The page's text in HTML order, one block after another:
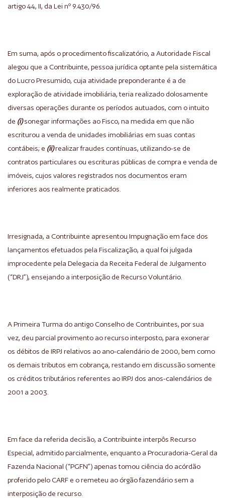
artigo 44, II, da Lei nº 9.430/96.
Em suma, após o procedimento fiscalizatório, a Autoridade Fiscal
alegou que a Contribuinte, pessoa jurídica optante pela sistemática
do Lucro Presumido, cuja atividade preponderante é a de
exploração de atividade imobiliária, teria realizado dolosamente
diversas operações durante os períodos autuados, com o intuito
de (i)sonegar informações ao Fisco, na medida em que não
escriturou a venda de unidades imobiliárias em suas contas
contábeis; e (ii)realizar fraudes contínuas, utilizando-se de
contratos particulares ou escrituras públicas de compra e venda de
imóveis, cujos valores registrados nos documentos eram
inferiores aos realmente praticados.
Irresignada, a Contribuinte apresentou Impugnação em face dos
lançamentos efetuados pela Fiscalização, a qual foi julgada
improcedente pela Delegacia da Receita Federal de Julgamento
(“DRJ”), ensejando a interposição de Recurso Voluntário.
A Primeira Turma do antigo Conselho de Contribuintes, por sua
vez, deu parcial provimento ao recurso interposto, para exonerar
os débitos de IRPJ relativos ao ano-calendário de 2000, bem como
os demais tributos em cobrança, restando em discussão somente
os créditos tributários referentes ao IRPJ dos anos-calendários de
2001 a 2003.
Em face da referida decisão, a Contribuinte interpôs Recurso
Especial, admitido parcialmente, enquanto a Procuradoria-Geral da
Fazenda Nacional (“PGFN”) apenas tomou ciência do acórdão
proferido pelo CARF e o remeteu ao órgão fazendário sem a
interposição de recurso.